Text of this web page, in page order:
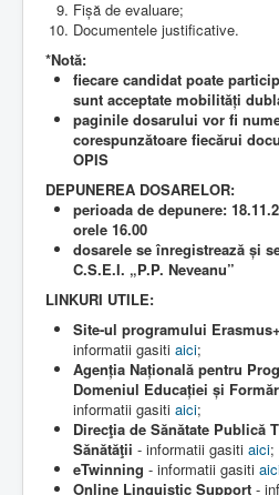
Fișă de evaluare;
Documentele justificative.
*Notă:
fiecare candidat poate
sunt acceptate mobilități
paginile dosarului vor fi
corespunzătoare fiecărui
OPIS
DEPUNEREA DOSARELOR:
perioada de depunere:
orele 16.00
dosarele se înregistrează și
C.S.E.I. „P.P. Neveanu”
LINKURI UTILE:
Site-ul programului
informatii gasiti aici;
Agenția Națională pentru
Domeniul Educației și
informatii gasiti aici;
Direcţia de Sănătate Publică
Sănătăţii - informatii gasiti aici;
eTwinning - informatii gasiti
Online Linguistic Support -